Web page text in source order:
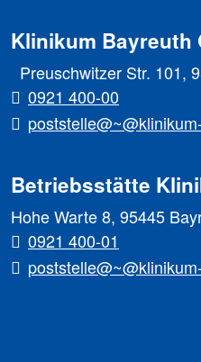
Klinikum Bayreuth
Preuschwitzer Str. 101,
0921 400-00
Betriebsstätte
Hohe Warte 8, 95445
0921 400-01